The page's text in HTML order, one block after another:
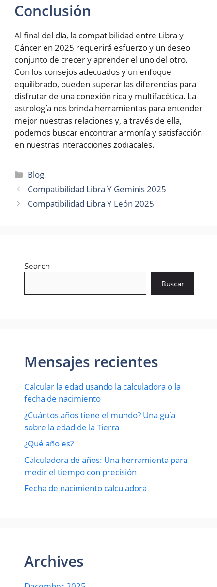
Conclusión
Al final del día, la compatibilidad entre Libra y
Cáncer en 2025 requerirá esfuerzo y un deseo
conjunto de crecer y aprender el uno del otro.
Con los consejos adecuados y un enfoque
equilibrado, pueden superar las diferencias para
disfrutar de una conexión rica y multifacética. La
astrología nos brinda herramientas para entender
mejor nuestras relaciones y, a través de ella,
podemos buscar encontrar armonía y satisfacción
en nuestras interacciones zodiacales.
Categories
Blog
Compatibilidad Libra Y Geminis 2025
Compatibilidad Libra Y León 2025
Search
Buscar
Mensajes recientes
Calcular la edad usando la calculadora o la
fecha de nacimiento
¿Cuántos años tiene el mundo? Una guía
sobre la edad de la Tierra
¿Qué año es?
Calculadora de años: Una herramienta para
medir el tiempo con precisión
Fecha de nacimiento calculadora
Archives